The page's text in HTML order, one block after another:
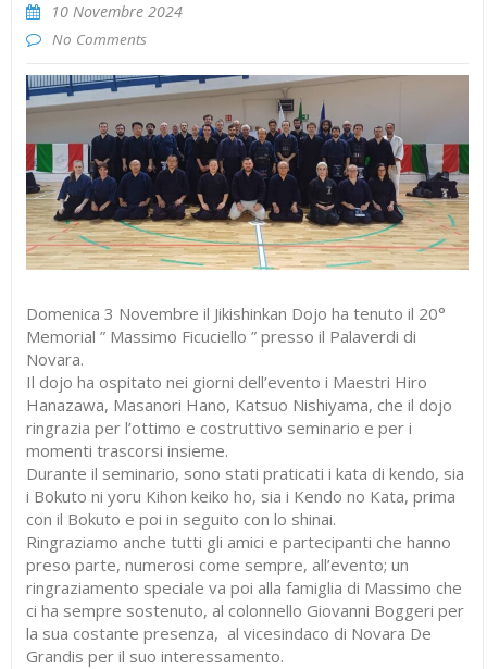
10 Novembre 2024
No Comments
Domenica 3 Novembre il Jikishinkan Dojo ha tenuto il 20°
Memorial ” Massimo Ficuciello ” presso il Palaverdi di
Novara.
Il dojo ha ospitato nei giorni dell’evento i Maestri Hiro
Hanazawa, Masanori Hano, Katsuo Nishiyama, che il dojo
ringrazia per l’ottimo e costruttivo seminario e per i
momenti trascorsi insieme.
Durante il seminario, sono stati praticati i kata di kendo, sia
i Bokuto ni yoru Kihon keiko ho, sia i Kendo no Kata, prima
con il Bokuto e poi in seguito con lo shinai.
Ringraziamo anche tutti gli amici e partecipanti che hanno
preso parte, numerosi come sempre, all’evento; un
ringraziamento speciale va poi alla famiglia di Massimo che
ci ha sempre sostenuto, al colonnello Giovanni Boggeri per
la sua costante presenza, al vicesindaco di Novara De
Grandis per il suo interessamento.